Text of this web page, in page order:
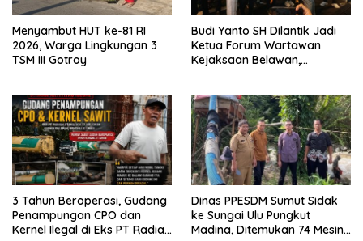
Menyambut HUT ke-81 RI
2026, Warga Lingkungan 3
TSM III Gotroy
Budi Yanto SH Dilantik Jadi
Ketua Forum Wartawan
Kejaksaan Belawan,
Pendampingan Hukum dan
Ekomoni Semua Anggota
3 Tahun Beroperasi, Gudang
Penampungan CPO dan
Kernel Ilegal di Eks PT Radian
Dinas PPESDM Sumut Sidak
ke Sungai Ulu Pungkut
Madina, Ditemukan 74 Mesin